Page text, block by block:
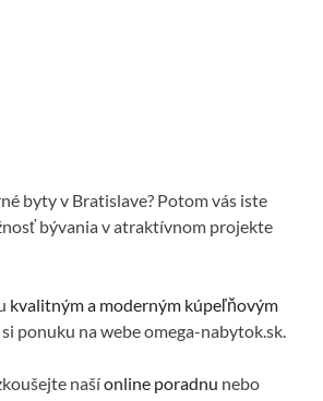
byty v Bratislave? Potom vás iste
bývania v atraktívnom projekte
kvalitným a moderným kúpeľňovým
ponuku na webe omega-nabytok.sk.
našíonline poradnu nebo